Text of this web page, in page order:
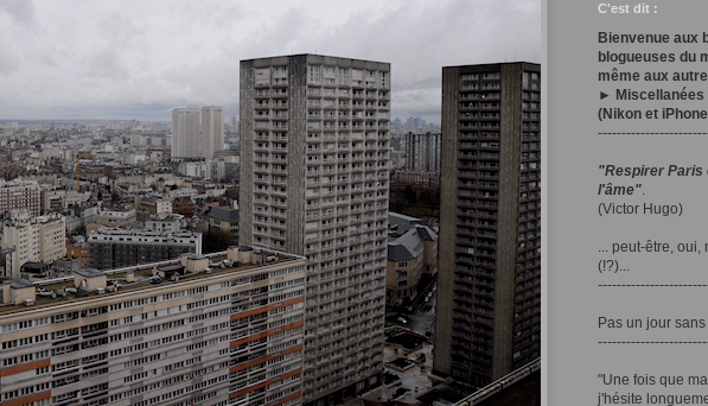
C'est dit :
Bienvenue aux
blogueuses du
même aux
► Miscellanées
(Nikon et
"Respirer Paris
l'âme".
(Victor Hugo)
... peut-être, oui,
(!?)...
Pas un jour
"Une fois que
j'hésite